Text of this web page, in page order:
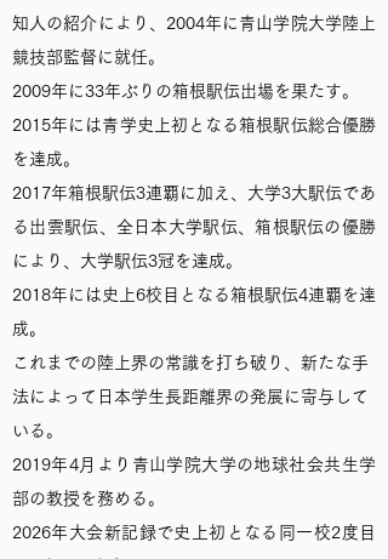
知人の紹介により、2004年に青山学院大学陸上
競技部監督に就任。
2009年に33年ぶりの箱根駅伝出場を果たす。
2015年には青学史上初となる箱根駅伝総合優勝
を達成。
2017年箱根駅伝3連覇に加え、大学3大駅伝であ
る出雲駅伝、全日本大学駅伝、箱根駅伝の優勝
により、大学駅伝3冠を達成。
2018年には史上6校目となる箱根駅伝4連覇を達
成。
これまでの陸上界の常識を打ち破り、新たな手
法によって日本学生長距離界の発展に寄与して
いる。
2019年4月より青山学院大学の地球社会共生学
部の教授を務める。
2026年 大会新記録で史上初となる同一校2度目